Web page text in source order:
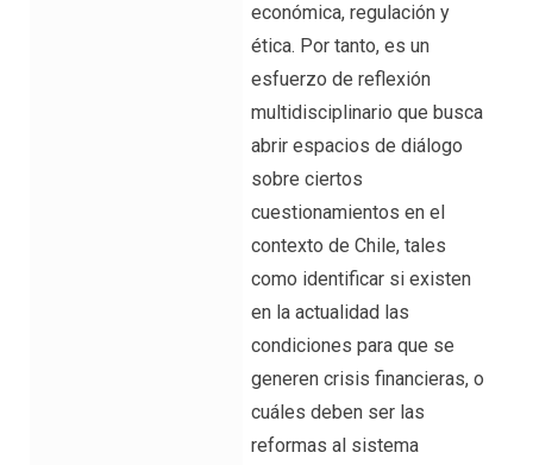
económica, regulación y
ética. Por tanto, es un
esfuerzo de reflexión
multidisciplinario que busca
abrir espacios de diálogo
sobre ciertos
cuestionamientos en el
contexto de Chile, tales
como identificar si existen
en la actualidad las
condiciones para que se
generen crisis financieras, o
cuáles deben ser las
reformas al sistema